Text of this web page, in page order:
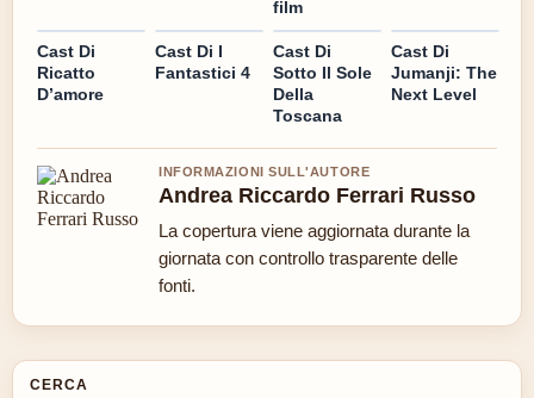
film
Cast Di
Ricatto
D’amore
Cast Di I
Fantastici 4
Cast Di
Sotto Il Sole
Della
Toscana
Cast Di
Jumanji: The
Next Level
INFORMAZIONI SULL'AUTORE
Andrea Riccardo Ferrari Russo
La copertura viene aggiornata durante la
giornata con controllo trasparente delle
fonti.
CERCA